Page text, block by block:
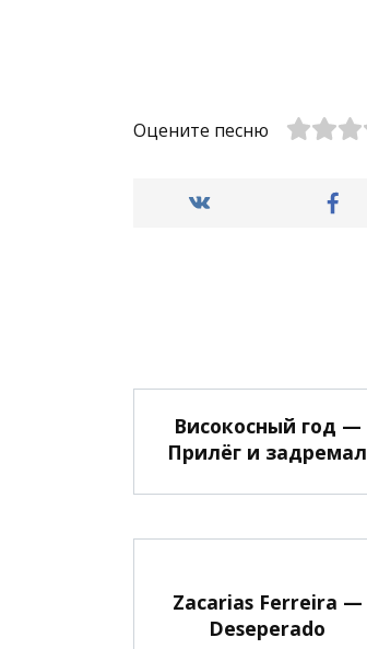
Оцените песню
Високосный год —
Прилёг и задремал
Zacarias Ferreira —
Deseperado